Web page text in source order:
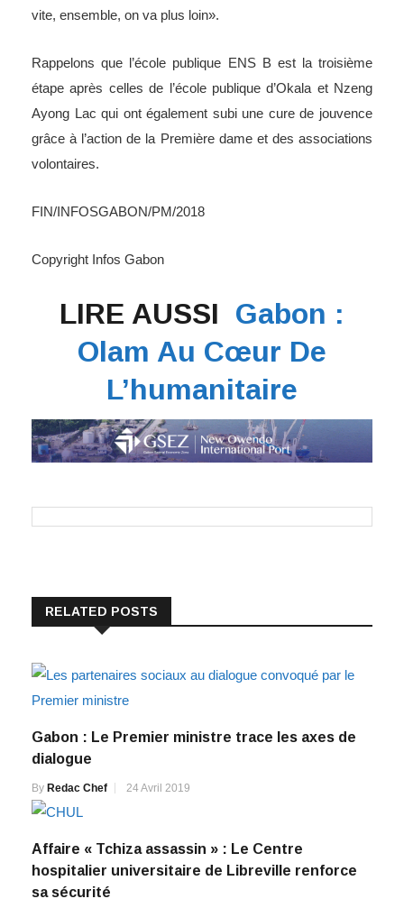
vite, ensemble, on va plus loin».
Rappelons que l’école publique ENS B est la troisième
étape après celles de l’école publique d’Okala et Nzeng
Ayong Lac qui ont également subi une cure de jouvence
grâce à l’action de la Première dame et des associations
volontaires.
FIN/INFOSGABON/PM/2018
Copyright Infos Gabon
LIRE AUSSI Gabon :
Olam Au Cœur De
L’humanitaire
RELATED POSTS
Gabon : Le Premier ministre trace les axes de
dialogue
By Redac Chef 24 Avril 2019
Affaire « Tchiza assassin » : Le Centre
hospitalier universitaire de Libreville renforce
sa sécurité